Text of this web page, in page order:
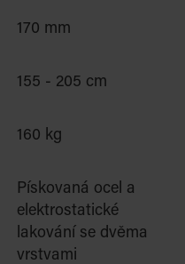
170 mm
155 - 205 cm
160 kg
Pískovaná ocel a
elektrostatické
lakování se dvěma
vrstvami